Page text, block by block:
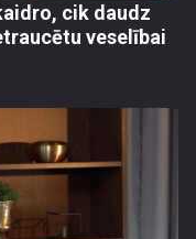
cik daudz
veselībai